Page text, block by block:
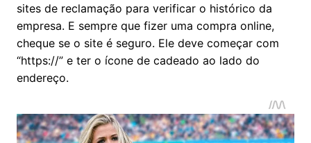
sites de reclamação para verificar o histórico da
empresa. E sempre que fizer uma compra online,
cheque se o site é seguro. Ele deve começar com
“https://” e ter o ícone de cadeado ao lado do
endereço.